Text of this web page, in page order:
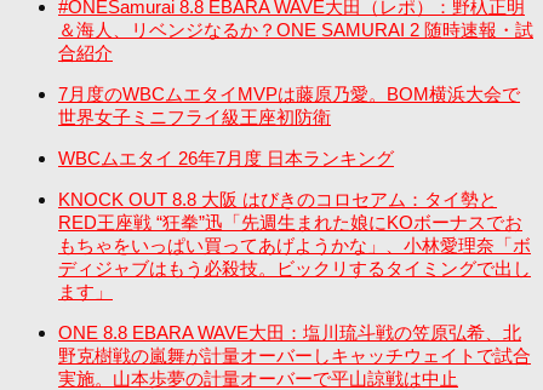
#ONESamurai 8.8 EBARA WAVE大田（レポ）：野杁正明
＆海人、リベンジなるか？ONE SAMURAI 2 随時速報・試
合紹介
7月度のWBCムエタイMVPは藤原乃愛。BOM横浜大会で
世界女子ミニフライ級王座初防衛
WBCムエタイ 26年7月度 日本ランキング
KNOCK OUT 8.8 大阪 はびきのコロセアム：タイ勢と
RED王座戦 “狂拳”迅「先週生まれた娘にKOボーナスでお
もちゃをいっぱい買ってあげようかな」、小林愛理奈「ボ
ディジャブはもう必殺技。ビックリするタイミングで出し
ます」
ONE 8.8 EBARA WAVE大田：塩川琉斗戦の笠原弘希、北
野克樹戦の嵐舞が計量オーバーしキャッチウェイトで試合
実施。山本歩夢の計量オーバーで平山諒戦は中止